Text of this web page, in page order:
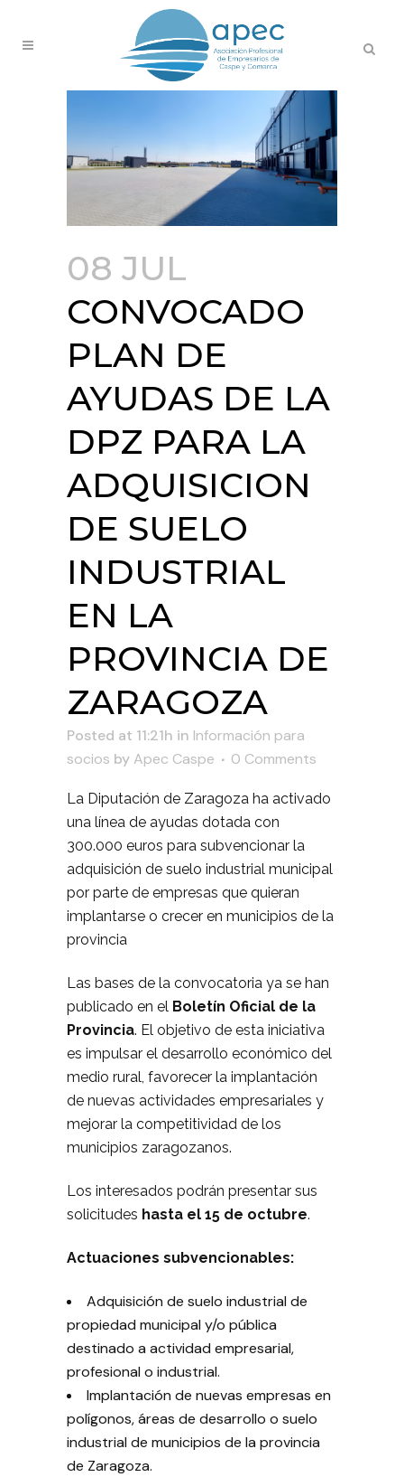
08 JUL
CONVOCADO
PLAN DE
AYUDAS DE LA
DPZ PARA LA
ADQUISICION
DE SUELO
INDUSTRIAL
EN LA
PROVINCIA DE
ZARAGOZA
Posted at 11:21h in Información para
socios by Apec Caspe 0 Comments
La Diputación de Zaragoza ha activado
una línea de ayudas dotada con
300.000 euros para subvencionar la
adquisición de suelo industrial municipal
por parte de empresas que quieran
implantarse o crecer en municipios de la
provincia
Las bases de la convocatoria ya se han
publicado en el Boletín Oficial de la
Provincia. El objetivo de esta iniciativa
es impulsar el desarrollo económico del
medio rural, favorecer la implantación
de nuevas actividades empresariales y
mejorar la competitividad de los
municipios zaragozanos.
Los interesados podrán presentar sus
solicitudes hasta el 15 de octubre.
Actuaciones subvencionables:
Adquisición de suelo industrial de
propiedad municipal y/o pública
destinado a actividad empresarial,
profesional o industrial.
Implantación de nuevas empresas en
polígonos, áreas de desarrollo o suelo
industrial de municipios de la provincia
de Zaragoza.